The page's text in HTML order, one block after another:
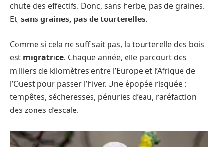
chute des effectifs. Donc, sans herbe, pas de graines.
Et, sans graines, pas de tourterelles.
Comme si cela ne suffisait pas, la tourterelle des bois
est migratrice. Chaque année, elle parcourt des
milliers de kilomètres entre l’Europe et l’Afrique de
l’Ouest pour passer l’hiver. Une épopée risquée :
tempêtes, sécheresses, pénuries d’eau, raréfaction
des zones d’escale.